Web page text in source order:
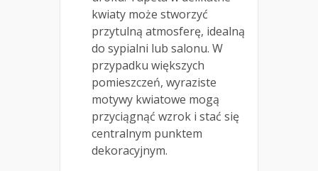
kwiaty może stworzyć
przytulną atmosferę, idealną
do sypialni lub salonu. W
przypadku większych
pomieszczeń, wyraziste
motywy kwiatowe mogą
przyciągnąć wzrok i stać się
centralnym punktem
dekoracyjnym.